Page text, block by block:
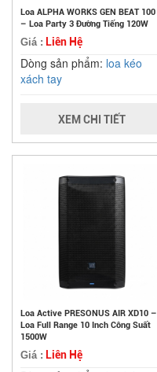
Loa ALPHA WORKS GEN BEAT 100
– Loa Party 3 Đường Tiếng 120W
Giá : Liên Hệ
Dòng sản phẩm: loa kéo
xách tay
XEM CHI TIẾT
Loa Active PRESONUS AIR XD10 –
Loa Full Range 10 Inch Công Suất
1500W
Giá : Liên Hệ